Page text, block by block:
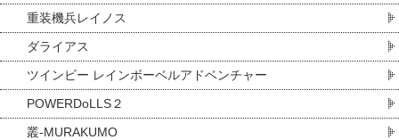
重装機兵レイノス
ダライアス
ツインビー レインボーベルアドベンチャー
POWERDoLLS２
叢-MURAKUMO